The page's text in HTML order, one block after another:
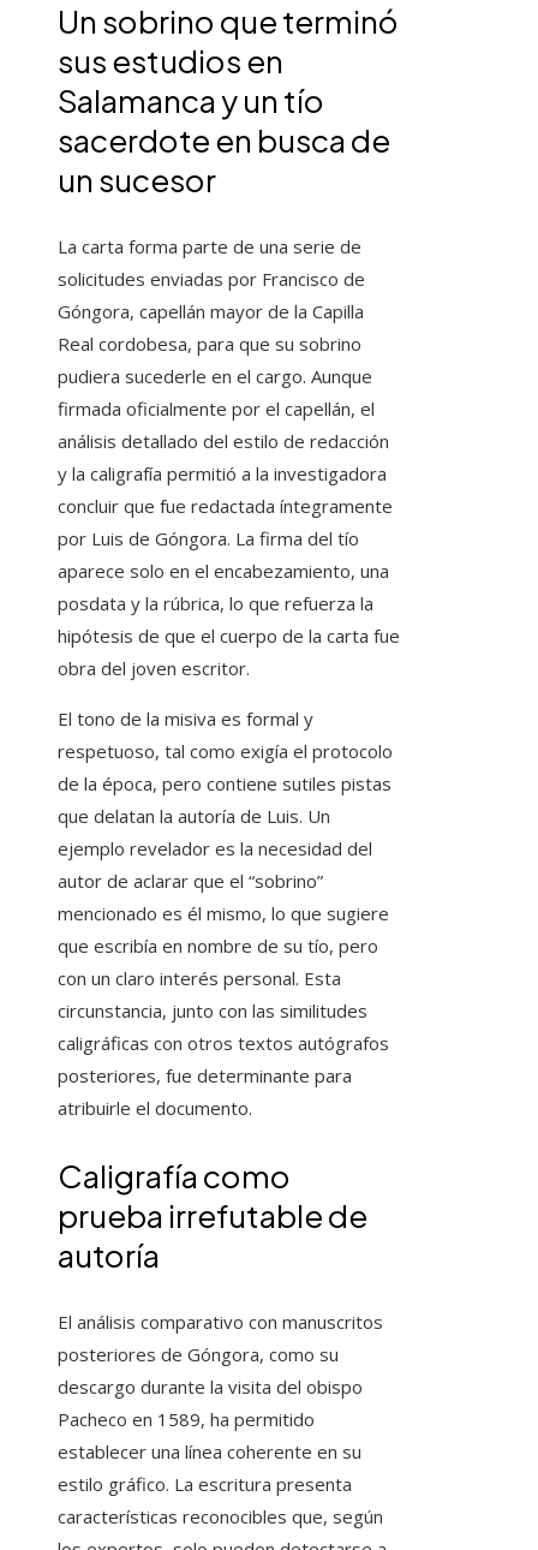
Un sobrino que terminó
sus estudios en
Salamanca y un tío
sacerdote en busca de
un sucesor
La carta forma parte de una serie de
solicitudes enviadas por Francisco de
Góngora, capellán mayor de la Capilla
Real cordobesa, para que su sobrino
pudiera sucederle en el cargo. Aunque
firmada oficialmente por el capellán, el
análisis detallado del estilo de redacción
y la caligrafía permitió a la investigadora
concluir que fue redactada íntegramente
por Luis de Góngora. La firma del tío
aparece solo en el encabezamiento, una
posdata y la rúbrica, lo que refuerza la
hipótesis de que el cuerpo de la carta fue
obra del joven escritor.
El tono de la misiva es formal y
respetuoso, tal como exigía el protocolo
de la época, pero contiene sutiles pistas
que delatan la autoría de Luis. Un
ejemplo revelador es la necesidad del
autor de aclarar que el “sobrino”
mencionado es él mismo, lo que sugiere
que escribía en nombre de su tío, pero
con un claro interés personal. Esta
circunstancia, junto con las similitudes
caligráficas con otros textos autógrafos
posteriores, fue determinante para
atribuirle el documento.
Caligrafía como
prueba irrefutable de
autoría
El análisis comparativo con manuscritos
posteriores de Góngora, como su
descargo durante la visita del obispo
Pacheco en 1589, ha permitido
establecer una línea coherente en su
estilo gráfico. La escritura presenta
características reconocibles que, según